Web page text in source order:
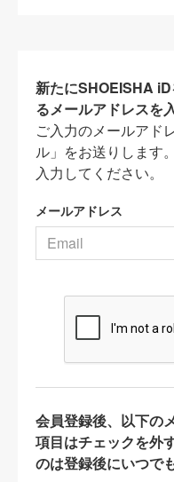
新たにSHOEISHA
るメールアドレスを
ご入力のメールアド
ル」をお送りします
入力してください。
メールアドレス
会員登録後、以下の
項目はチェックを外
のは登録後にいつで